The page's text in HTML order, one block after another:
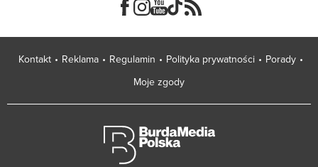
Kontakt Reklama Regulamin Polityka prywatności
Porady
Moje zgody